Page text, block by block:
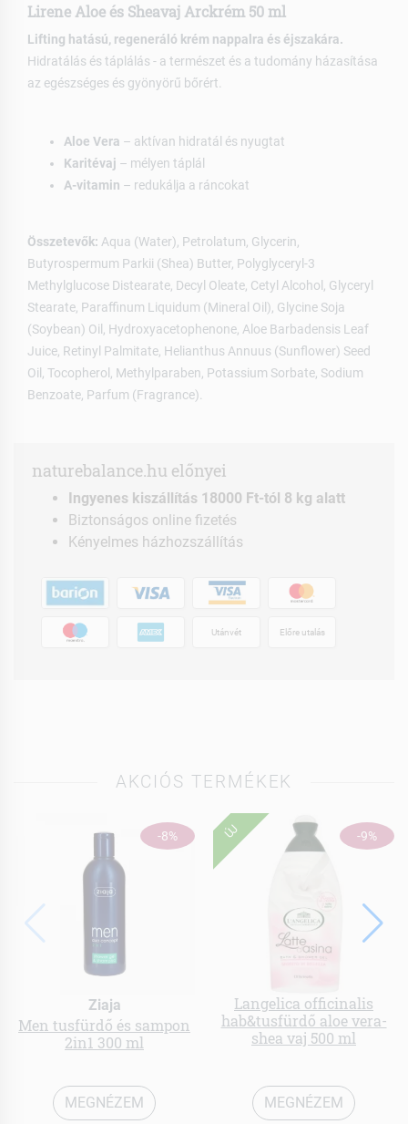
Lirene Aloe és Sheavaj Arckrém 50 ml
Lifting hatású, regeneráló krém nappalra és éjszakára.
Hidratálás és táplálás - a természet és a tudomány házasítása
az egészséges és gyönyörű bőrért.
Aloe Vera – aktívan hidratál és nyugtat
Karitévaj – mélyen táplál
A-vitamin – redukálja a ráncokat
Összetevők: Aqua (Water), Petrolatum, Glycerin,
Butyrospermum Parkii (Shea) Butter, Polyglyceryl-3
Methylglucose Distearate, Decyl Oleate, Cetyl Alcohol, Glyceryl
Stearate, Paraffinum Liquidum (Mineral Oil), Glycine Soja
(Soybean) Oil, Hydroxyacetophenone, Aloe Barbadensis Leaf
Juice, Retinyl Palmitate, Helianthus Annuus (Sunflower) Seed
Oil, Tocopherol, Methylparaben, Potassium Sorbate, Sodium
Benzoate, Parfum (Fragrance).
naturebalance.hu előnyei
Ingyenes kiszállítás 18000 Ft-tól 8 kg alatt
Biztonságos online fizetés
Kényelmes házhozszállítás
Utánvét Előre utalás
AKCIÓS TERMÉKEK
-8%
Ziaja
Men tusfürdő és sampon
2in1 300 ml
MEGNÉZEM
-9%
ÚJ
Langelica officinalis
hab&tusfürdő aloe vera-
shea vaj 500 ml
MEGNÉZEM